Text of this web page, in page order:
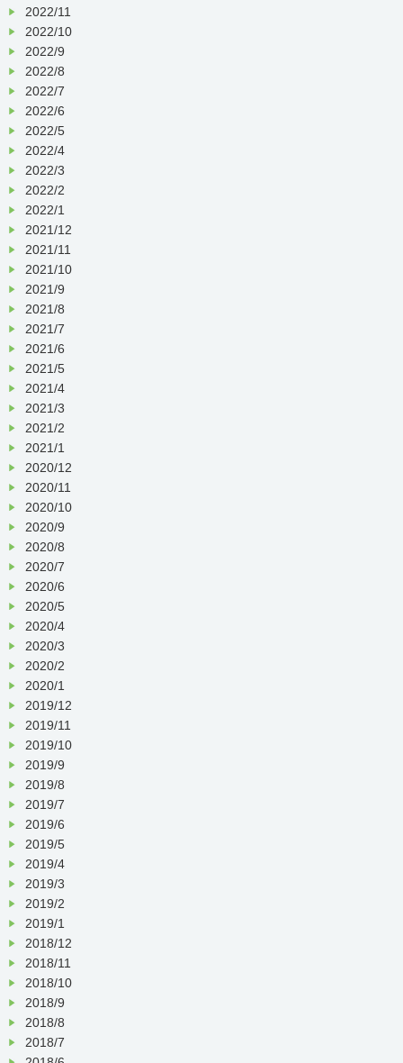
2022/11
2022/10
2022/9
2022/8
2022/7
2022/6
2022/5
2022/4
2022/3
2022/2
2022/1
2021/12
2021/11
2021/10
2021/9
2021/8
2021/7
2021/6
2021/5
2021/4
2021/3
2021/2
2021/1
2020/12
2020/11
2020/10
2020/9
2020/8
2020/7
2020/6
2020/5
2020/4
2020/3
2020/2
2020/1
2019/12
2019/11
2019/10
2019/9
2019/8
2019/7
2019/6
2019/5
2019/4
2019/3
2019/2
2019/1
2018/12
2018/11
2018/10
2018/9
2018/8
2018/7